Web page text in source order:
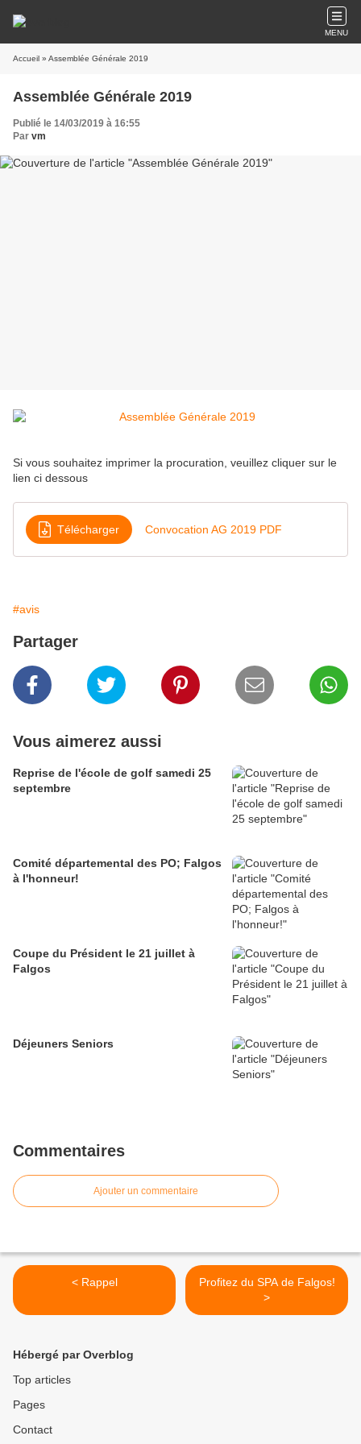
MENU
Accueil » Assemblée Générale 2019
Assemblée Générale 2019
Publié le 14/03/2019 à 16:55
Par vm
Si vous souhaitez imprimer la procuration, veuillez cliquer sur le
lien ci dessous
Télécharger Convocation AG 2019 PDF
#avis
Partager
Vous aimerez aussi
Reprise de l'école de golf samedi 25
septembre
Comité départemental des PO; Falgos
à l'honneur!
Coupe du Président le 21 juillet à
Falgos
Déjeuners Seniors
Commentaires
Ajouter un commentaire
< Rappel
Profitez du SPA de Falgos!
>
Hébergé par Overblog
Top articles
Pages
Contact